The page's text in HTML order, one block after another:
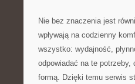
Nie bez znaczenia jest
wpływają na codzienny
wszystko: wydajność,
odpowiadać na te
formą. Dzięki temu serwis